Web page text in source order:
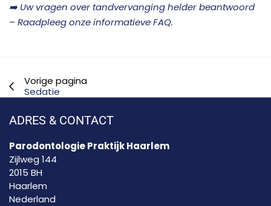
➡️ Uw vragen over tandvervanging helder beantwoord
– Raadpleeg onze informatieve FAQ.
Vorige pagina
Sedatie
ADRES & CONTACT
Parodontologie Praktijk Haarlem
Zijlweg 144
2015 BH
Haarlem
Nederland